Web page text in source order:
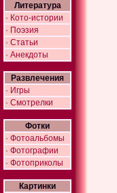
Литература
· Кото-истории
· Поэзия
· Статьи
· Анекдоты
Развлечения
· Игры
· Смотрелки
Фотки
· Фотоальбомы
· Фотографии
· Фотоприколы
Картинки